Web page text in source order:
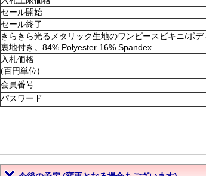
セール開始
セール終了
きらきら光るメタリック生地のワンピースビキニ/ボ
裏地付き。84% Polyester 16% Spandex.
入札価格
(百円単位)
会員番号
パスワード